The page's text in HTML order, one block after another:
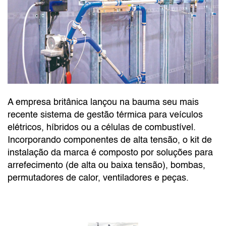
A empresa britânica lançou na bauma seu mais
recente sistema de gestão térmica para veículos
elétricos, híbridos ou a células de combustível.
Incorporando componentes de alta tensão, o kit de
instalação da marca é composto por soluções para
arrefecimento (de alta ou baixa tensão), bombas,
permutadores de calor, ventiladores e peças.